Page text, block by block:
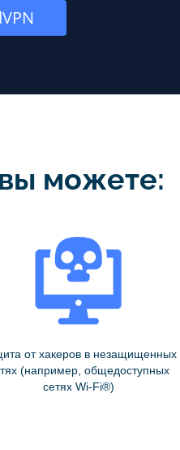
можете:
от хакеров в незащищенных
(например, общедоступных
сетях Wi-Fi®)